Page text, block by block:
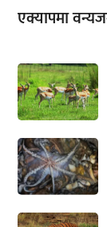
एक्यापमा